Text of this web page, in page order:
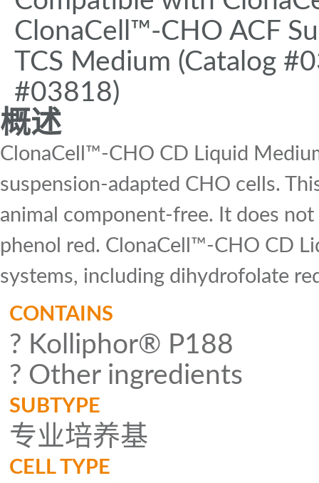
ClonaCell™-CHO ACF
TCS Medium (Catalog
#03818)
概述
ClonaCell™-CHO CD Liquid
suspension-adapted CHO cells.
animal component-free. It does
phenol red. ClonaCell™-CHO CD
systems, including dihydrofolate
CONTAINS
? Kolliphor® P188
? Other ingredients
SUBTYPE
专业培养基
CELL TYPE